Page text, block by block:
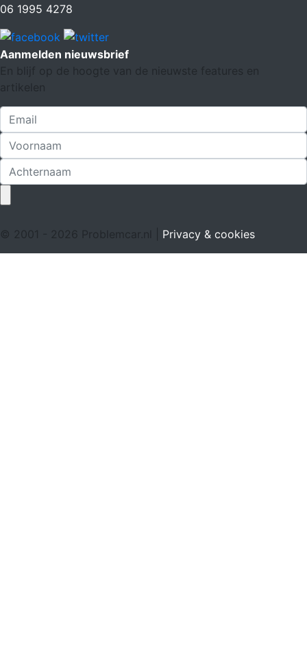
06 1995 4278
Aanmelden nieuwsbrief
En blijf op de hoogte van de nieuwste features en
artikelen
© 2001 - 2026 Problemcar.nl | Privacy & cookies